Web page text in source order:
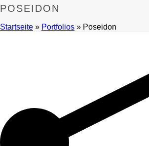
POSEIDON
Startseite » Portfolios » Poseidon